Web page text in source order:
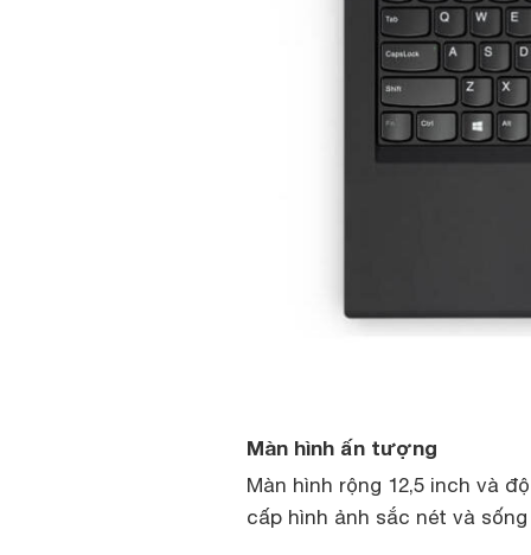
Màn hình ấn tượng
Màn hình rộng 12,5 inch và
cấp hình ảnh sắc nét và